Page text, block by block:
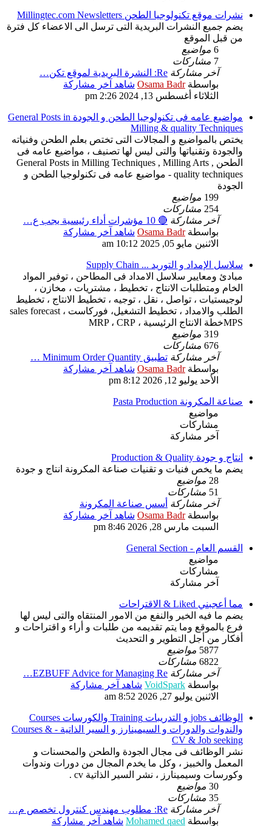
نشرات موقع تكنولوجيا الطحن Millingtec.com Newsletters
يضم جميع النشرات البريدية التى ترسل الى الاعضاء كل فترة
من قبل الموقع
6 مواضيع
7 مشاركات
آخر مشاركة Re: النشرة البريدية لموقع تكن…
بواسطةOsama Badr شاهد آخر مشاركة
الثلاثاء أغسطس 13, 2024 2:26 pm
مواضيع عامه فى تكنولوجيا الطحن و الجودة General Posts in
Milling & quality Techniques
يختص بالمواضيع و المجالات التى تختص بعلم الطحن وفنياته
والجودة وتقنياتها والتى ليس لها تصنيف ، مواضيع عامه فى
الطحن General Posts in Milling Techniques , Milling Arts ,
quality techniques - مواضيع عامه فى تكنولوجيا الطحن و
الجودة
199 مواضيع
254 مشاركات
آخر مشاركة 🔴 10 مؤشرات أداء رئيسية يجب ع…
بواسطةOsama Badr شاهد آخر مشاركة
الاثنين مايو 05, 2025 10:12 am
سلاسل الإمداد و التوريد ... Supply Chain
مبادئ ومعايير سلاسل الامداد فى المطاحن ، توفير المواد
الخام ومتطلبات الانتاج ، تخطيط ، مشتريات ، مخازن ،
لوجيستيات ، تواصل ، نقل ، توجيه ، تخطيط الانتاج ، تخطيط
الطلب والامداد ، تخطيط التشغيل، فوركاست sales forecast ،
MPSخطة الانتاج الرئيسية ، MRP ، CRP
319 مواضيع
676 مشاركات
آخر مشاركة تطبيق Minimum Order Quantity …
بواسطةOsama Badr شاهد آخر مشاركة
الأحد يوليو 12, 2026 8:12 pm
صناعة المكرونة Pasta Production
مواضيع
مشاركات
آخر مشاركة
انتاج و جودة Production & Quality
يضم ما يخص فنيات و تقنيات صناعة المكرونة انتاج و جودة
28 مواضيع
51 مشاركات
آخر مشاركة أسس صناعة المكرونة
بواسطةOsama Badr شاهد آخر مشاركة
السبت مارس 28, 2026 8:46 pm
القسم العام - General Section
مواضيع
مشاركات
آخر مشاركة
مما أعجبني Liked & الاقتراحات
يضم ما فيه الخير والنفع من الامور المنتقاه والتى ليس لها
فرع بالموقع وما يتم تقديمه من طلبات و أراء و اقتراحات و
أفكار من أجل التطوير و التحديث
5877 مواضيع
6822 مشاركات
آخر مشاركة EZBUFF Advice for Managing Re…
بواسطة VoidSpark شاهد آخر مشاركة
الاثنين يوليو 27, 2026 8:52 am
الوظائف jobs و التدريبات Training والكورسات Courses
والندوات والدورات و السيمينارز و السير الذاتية - Courses &
CV & Job seeking
نشر الوظائف فى مجال الجودة والطحن والمحسنات و
المعمل والخبيز ، وكل ما يخدم المجال من دورات وندوات
وكورسات وسيمينارز ، نشر السير الذاتية cv .
30 مواضيع
35 مشاركات
آخر مشاركة Re: مطلوب مهندس كنترول تخصص م…
بواسطة Mohamed qaed شاهد آخر مشاركة